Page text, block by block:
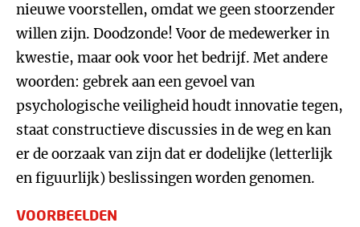
nieuwe voorstellen, omdat we geen stoorzender
willen zijn. Doodzonde! Voor de medewerker in
kwestie, maar ook voor het bedrijf. Met andere
woorden: gebrek aan een gevoel van
psychologische veiligheid houdt innovatie tegen,
staat constructieve discussies in de weg en kan
er de oorzaak van zijn dat er dodelijke (letterlijk
en figuurlijk) beslissingen worden genomen.
VOORBEELDEN